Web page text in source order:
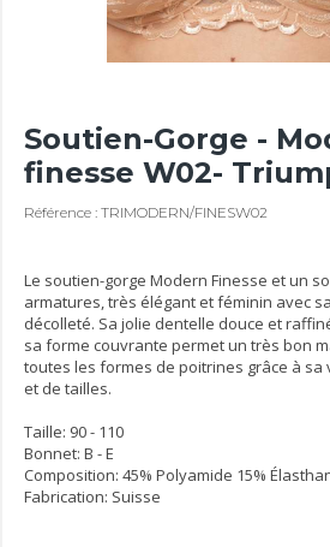
Soutien-Gorge -
finesse W02-
Référence : TRIMODERN/FINESW02
Le soutien-gorge Modern Finesse et un
armatures, très élégant et féminin avec
décolleté. Sa jolie dentelle douce et
sa forme couvrante permet un très bon
toutes les formes de poitrines grâce à sa
et de tailles.
Taille: 90 - 110
Bonnet: B - E
Composition: 45% Polyamide 15%
Fabrication: Suisse